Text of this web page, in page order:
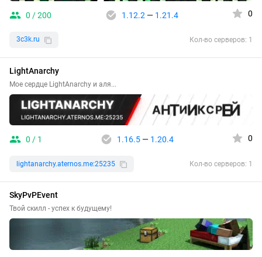
0 / 200 1.12.2 — 1.21.4 0
3c3k.ru Кол-во серверов: 1
LightAnarchy
Мое сердце LightAnarchy и аля...
0 / 1 1.16.5— 1.20.4 0
lightanarchy.aternos.me:25235 Кол-во серверов: 1
SkyPvPEvent
Твой скилл - успех к будущему!